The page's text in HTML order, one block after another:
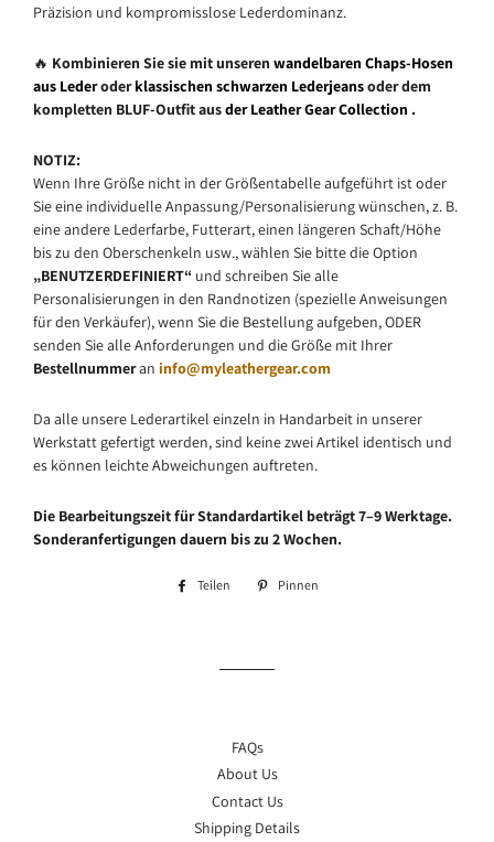
Präzision und kompromisslose Lederdominanz.
🔥 Kombinieren Sie sie mit unseren wandelbaren Chaps-Hosen
aus Lederoderklassischen schwarzen Lederjeansoder dem
kompletten BLUF-Outfit ausder Leather Gear Collection .
NOTIZ:
Wenn Ihre Größe nicht in der Größentabelle aufgeführt ist oder
Sie eine individuelle Anpassung/Personalisierung wünschen, z. B.
eine andere Lederfarbe, Futterart, einen längeren Schaft/Höhe
bis zu den Oberschenkeln usw., wählen Sie bittedie Option
„BENUTZERDEFINIERT“ und schreiben Sie alle
Personalisierungen in den Randnotizen (spezielle Anweisungen
für den Verkäufer), wenn Sie die Bestellung aufgeben, ODER
senden Sie alle Anforderungen und die Größe mit Ihrer
Bestellnummeran info@myleathergear.com
Da alle unsere Lederartikel einzeln in Handarbeit in unserer
Werkstatt gefertigt werden, sind keine zwei Artikel identisch und
es können leichte Abweichungen auftreten.
Die Bearbeitungszeit für Standardartikel beträgt 7–9 Werktage.
Sonderanfertigungen dauern bis zu 2 Wochen.
Teilen Pinnen
FAQs
About Us
Contact Us
Shipping Details